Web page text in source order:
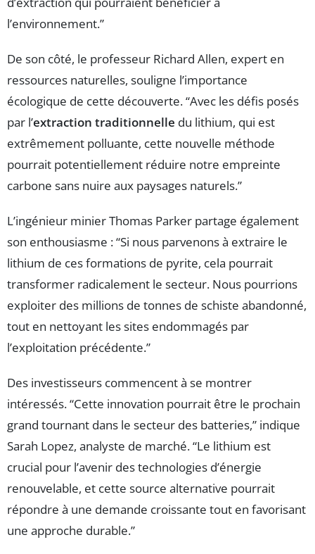
l’environnement.”
De son côté, le professeur Richard Allen, expert en
ressources naturelles, souligne l’importance
écologique de cette découverte. “Avec les défis posés
par l’extraction traditionnelle du lithium, qui est
extrêmement polluante, cette nouvelle méthode
pourrait potentiellement réduire notre empreinte
carbone sans nuire aux paysages naturels.”
L’ingénieur minier Thomas Parker partage également
son enthousiasme : “Si nous parvenons à extraire le
lithium de ces formations de pyrite, cela pourrait
transformer radicalement le secteur. Nous pourrions
exploiter des millions de tonnes de schiste abandonné,
tout en nettoyant les sites endommagés par
l’exploitation précédente.”
Des investisseurs commencent à se montrer
intéressés. “Cette innovation pourrait être le prochain
grand tournant dans le secteur des batteries,” indique
Sarah Lopez, analyste de marché. “Le lithium est
crucial pour l’avenir des technologies d’énergie
renouvelable, et cette source alternative pourrait
répondre à une demande croissante tout en favorisant
une approche durable.”